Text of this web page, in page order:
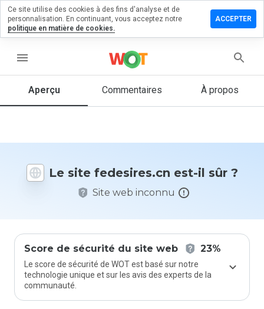
menu
Aperçu Commentaires À propos
Le site fedesires.cn est-il sûr ?
Site web inconnu
Score de sécurité du site web 23%
Le score de sécurité de WOT est basé sur notre
technologie unique et sur les avis des experts de la
communauté.
un
1 et 5
vous à ce
site ?
Ce site utilise des cookies à des fins d'analyse et de
personnalisation. En continuant, vous acceptez notre
politique en matière de cookies.
ACCEPTER